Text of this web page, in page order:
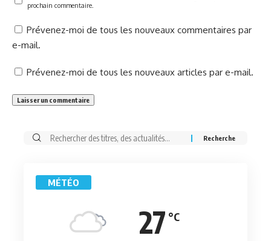
prochain commentaire.
Prévenez-moi de tous les nouveaux commentaires par
e-mail.
Prévenez-moi de tous les nouveaux articles par e-mail.
Rechercher:
MÉTÉO
27 °C